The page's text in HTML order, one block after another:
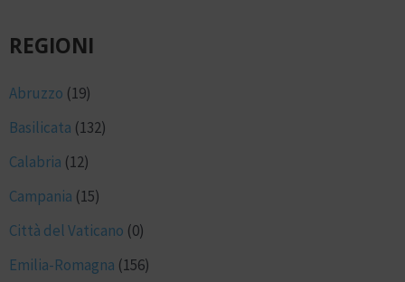
REGIONI
Abruzzo (19)
Basilicata (132)
Calabria (12)
Campania (15)
Città del Vaticano (0)
Emilia-Romagna (156)